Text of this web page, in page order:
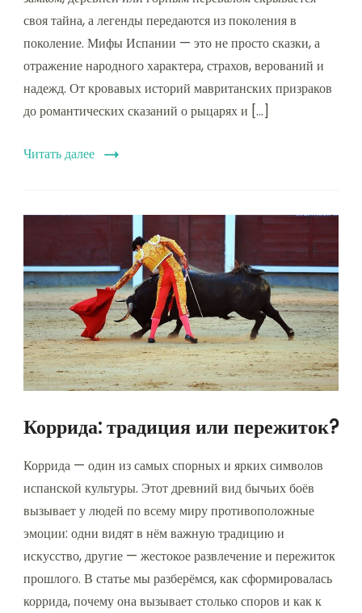
своя тайна, а легенды передаются из поколения в
поколение. Мифы Испании — это не просто сказки, а
отражение народного характера, страхов, верований и
надежд. От кровавых историй мавританских призраков
до романтических сказаний о рыцарях и […]
Читать далее
Коррида: традиция или пережиток?
Коррида — один из самых спорных и ярких символов
испанской культуры. Этот древний вид бычьих боёв
вызывает у людей по всему миру противоположные
эмоции: одни видят в нём важную традицию и
искусство, другие — жестокое развлечение и пережиток
прошлого. В статье мы разберёмся, как сформировалась
коррида, почему она вызывает столько споров и как к